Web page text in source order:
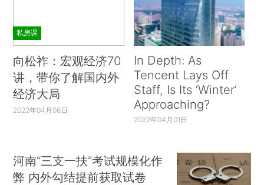
私房课
向松祚：宏观经济70
讲，带你了解国内外
经济大局
2022年04月06日
In Depth: As
Tencent Lays Off
Staff, Is Its ‘Winter’
Approaching?
2022年04月01日
河南“三支一扶”考试规模化作
弊 内外勾结提前获取试卷